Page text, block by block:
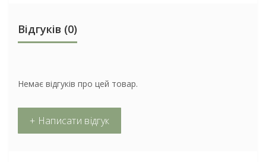
Відгуків (0)
Немає відгуків про цей товар.
+ Написати відгук